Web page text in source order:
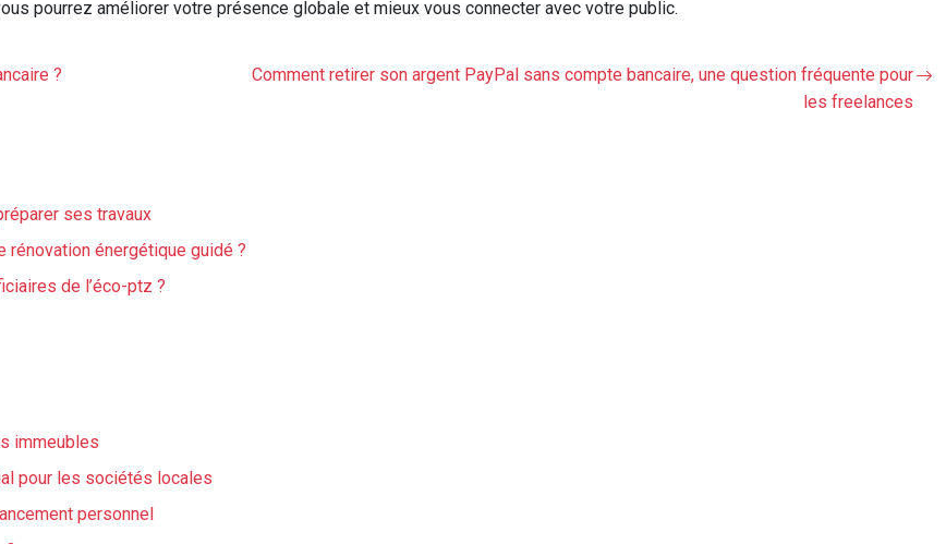
pourrez améliorer votre présence globale et mieux vous connecter avec votre public.
?
Comment retirer son argent PayPal sans compte bancaire, une question fréquente pour
les freelances
ses travaux
rénovation énergétique guidé ?
de l’éco-ptz ?
immeubles
pour les sociétés locales
personnel